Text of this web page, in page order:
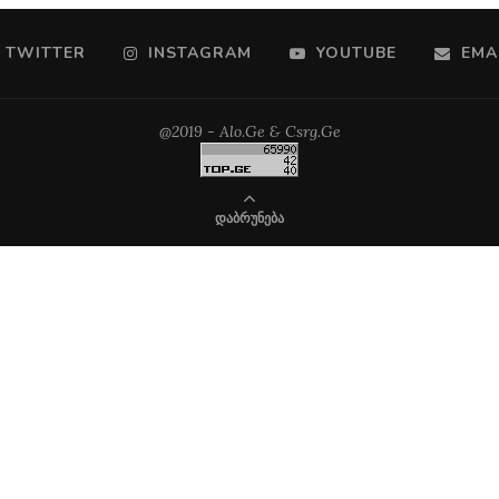
TWITTER INSTAGRAM YOUTUBE
@2019 - Alo.Ge & Csrg.Ge
ᲓᲐᲑᲠᲣᲜᲔᲑᲐ